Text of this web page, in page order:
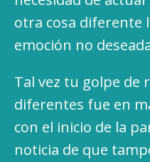
otra cosa diferente
emoción no
Tal vez tu golpe de
diferentes fue en
con el inicio de la
noticia de que